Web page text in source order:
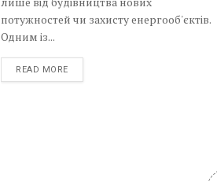
потужностей чи захисту енергооб'єктів.
Одним із...
READ MOREDETAILS